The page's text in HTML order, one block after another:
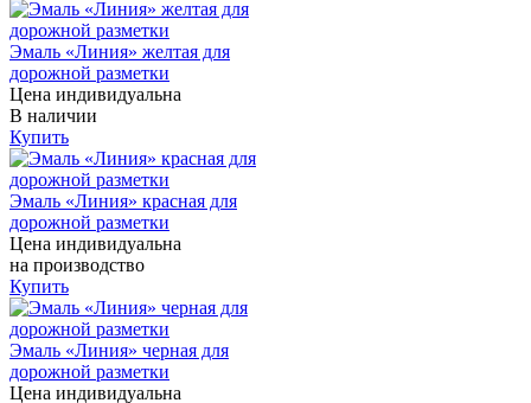
Эмаль «Линия» желтая для
дорожной разметки
Цена индивидуальна
В наличии
Купить
Эмаль «Линия» красная для
дорожной разметки
Цена индивидуальна
на производство
Купить
Эмаль «Линия» черная для
дорожной разметки
Цена индивидуальна